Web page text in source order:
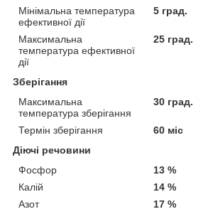
Мінімальна температура
ефективної дії
5 град.
Максимальна
температура ефективної
дії
25 град.
Зберігання
Максимальна
температура зберігання
30 град.
Термін зберігання
60 міс
Діючі речовини
Фосфор
13 %
Калій
14 %
Азот
17 %